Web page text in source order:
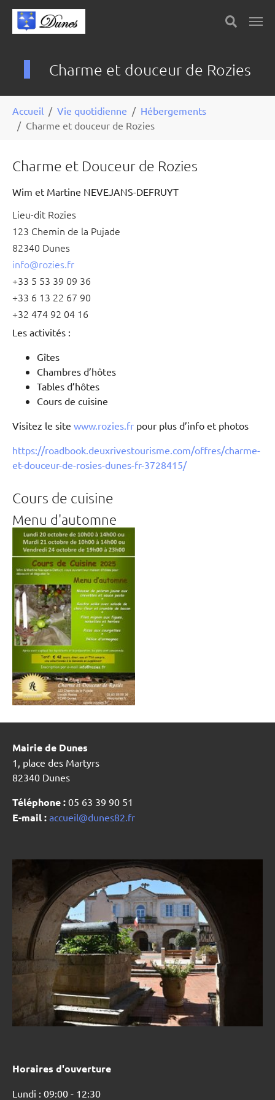
Skip to main content
Charme et douceur de Rozies
Accueil Vie quotidienne
Hébergements
Charme et douceur de Rozies
Charme et Douceur de Rozies
Wim et Martine NEVEJANS-DEFRUYT
Lieu-dit Rozies
123 Chemin de la Pujade
82340 Dunes
info@rozies.fr
+33 5 53 39 09 36
+33 6 13 22 67 90
+32 474 92 04 16
Les activités :
Gîtes
Chambres d’hôtes
Tables d’hôtes
Cours de cuisine
Visitez le site www.rozies.fr pour plus d’info et photos
https://roadbook.deuxrivestourisme.com/offres/charme-
et-douceur-de-rosies-dunes-fr-3728415/
Cours de cuisine
Menu d'automne
Mairie de Dunes
1, place des Martyrs
82340 Dunes
Téléphone : 05 63 39 90 51
E-mail : accueil@dunes82.fr
Horaires d'ouverture
Lundi : 09:00 - 12:30
Panneau de gestion des cookies